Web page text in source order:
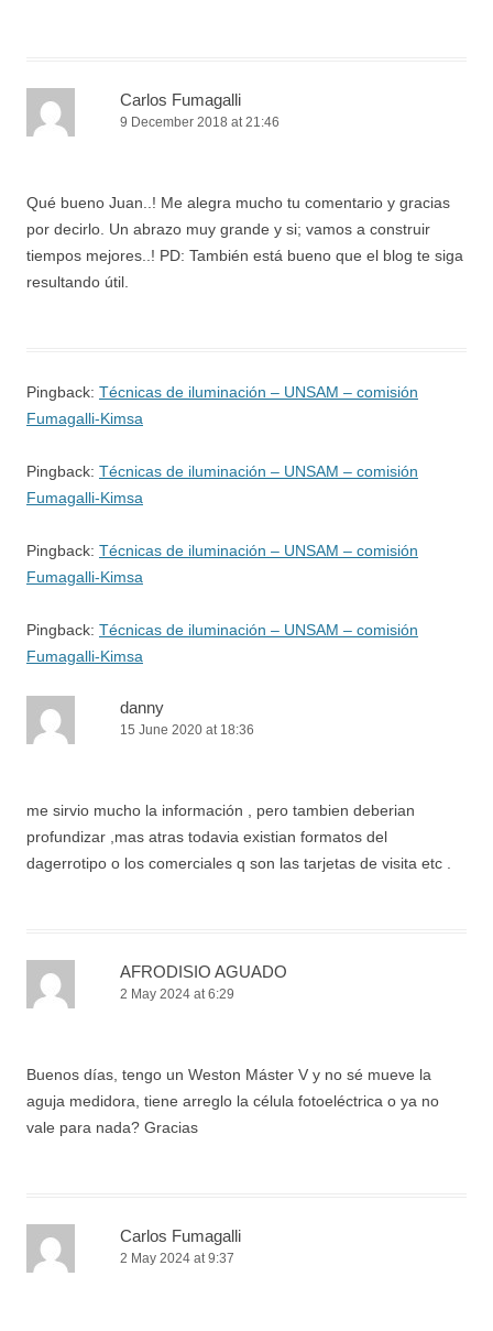
Carlos Fumagalli
9 December 2018 at 21:46
Qué bueno Juan..! Me alegra mucho tu comentario y gracias
por decirlo. Un abrazo muy grande y si; vamos a construir
tiempos mejores..! PD: También está bueno que el blog te siga
resultando útil.
Pingback: Técnicas de iluminación – UNSAM – comisión
Fumagalli-Kimsa
Pingback: Técnicas de iluminación – UNSAM – comisión
Fumagalli-Kimsa
Pingback: Técnicas de iluminación – UNSAM – comisión
Fumagalli-Kimsa
Pingback: Técnicas de iluminación – UNSAM – comisión
Fumagalli-Kimsa
danny
15 June 2020 at 18:36
me sirvio mucho la información , pero tambien deberian
profundizar ,mas atras todavia existian formatos del
dagerrotipo o los comerciales q son las tarjetas de visita etc .
AFRODISIO AGUADO
2 May 2024 at 6:29
Buenos días, tengo un Weston Máster V y no sé mueve la
aguja medidora, tiene arreglo la célula fotoeléctrica o ya no
vale para nada? Gracias
Carlos Fumagalli
2 May 2024 at 9:37